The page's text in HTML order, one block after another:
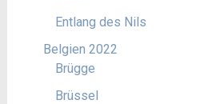
Entlang des Nils
Belgien 2022
Brügge
Brüssel